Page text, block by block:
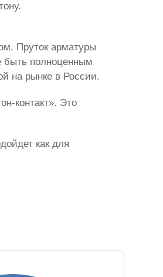
Пруток арматуры
быть полноценным
на рынке в России.
контакт». Это
как для